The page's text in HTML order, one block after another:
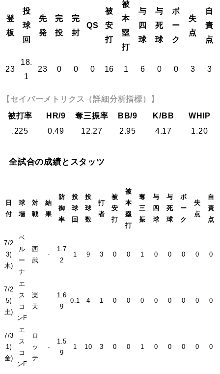
登
板
投
球
回
先
発
完
投
完
封
QS
被
安
打
被
本
塁
打
与
四
球
与
死
球
ボ
ー
ク
失
点
自
責
点
23
18.
1
23 0 0 0 16 1 6 0 0 3 3
【セイバーメトリクス（詳細分析指標）】
被打率
HR/9 奪三振率 BB/9 K/BB
WHIP
.225
0.49 12.27 2.95 4.17 1.20
全試合の成績とスタッツ
日
付
球
場
対
戦
結
果
防
御
率
投
球
回
投
球
数
打
者
被
安
打
被
本
塁
打
奪
三
振
与
四
球
与
死
球
ボ
ー
ク
失
点
自
責
点
7/2
3(
木)
ベ
ル
ー
ナ
西
武
-
1.7
2
1 9 3 0 0 1 0 0 0 0 0
7/2
5(
土)
エ
ス
コ
ンF
楽
天
-
1.6
9
0.1 4 1 0 0 0 0 0 0 0 0
7/3
1(
金)
エ
ス
コ
ンF
ロ
ッ
テ
-
1.5
9
1 10 3 0 0 1 0 0 0 0 0